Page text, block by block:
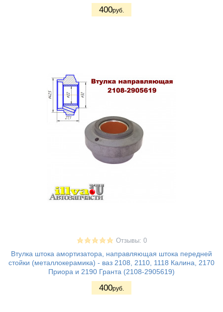
400руб.
Отзывы: 0
Втулка штока амортизатора, направляющая штока передней
стойки (металлокерамика) - ваз 2108, 2110, 1118 Калина, 2170
Приора и 2190 Гранта (2108-2905619)
400руб.